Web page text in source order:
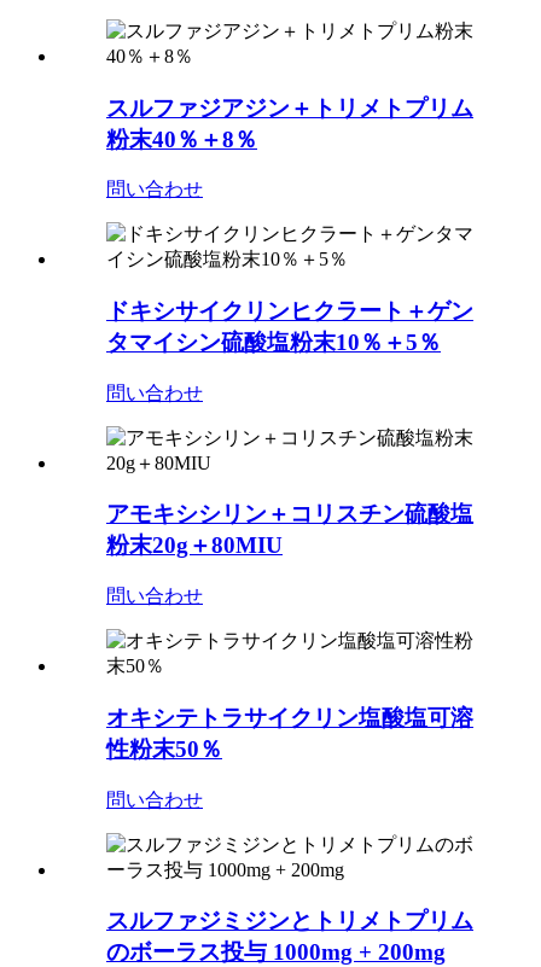
スルファジアジン＋トリメトプリム
粉末40％＋8％
問い合わせ
ドキシサイクリンヒクラート＋ゲン
タマイシン硫酸塩粉末10％＋5％
問い合わせ
アモキシシリン＋コリスチン硫酸塩
粉末20g＋80MIU
問い合わせ
オキシテトラサイクリン塩酸塩可溶
性粉末50％
問い合わせ
スルファジミジンとトリメトプリム
のボーラス投与 1000mg + 200mg